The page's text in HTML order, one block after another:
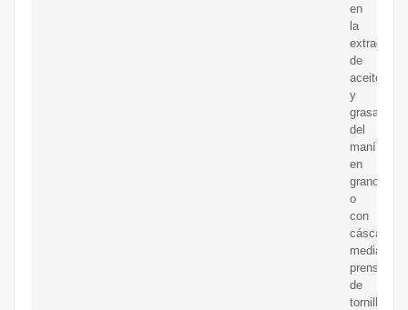
en
la
extracción
de
aceite
y
grasa
del
maní
en
grano
o
con
cáscara
mediante
prensado
de
tornillo